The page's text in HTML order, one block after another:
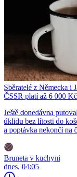
Sběratelé z Německa i
ČSSR platí až 6 000 Kč
Ještě donedávna
úklidu bez lítosti do
a poptávka nekončí na
Bruneta v kuchyni
dnes, 04:05